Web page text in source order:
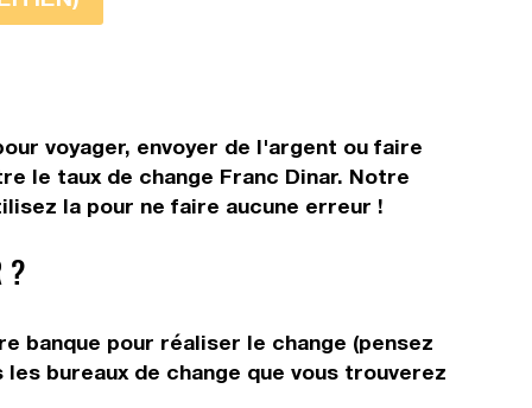
voyager, envoyer de l'argent ou faire
le taux de change Franc Dinar. Notre
la pour ne faire aucune erreur !
?
banque pour réaliser le change (pensez
bureaux de change que vous trouverez